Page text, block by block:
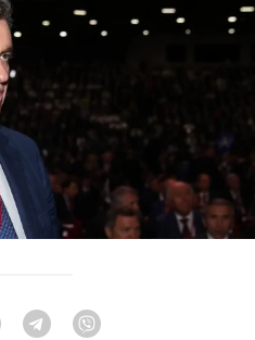
Twitter Telegram